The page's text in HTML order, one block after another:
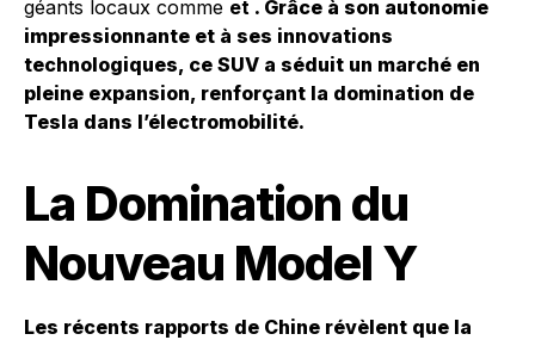
géants locaux comme et . Grâce à son autonomie
impressionnante et à ses innovations
technologiques, ce SUV a séduit un marché en
pleine expansion, renforçant la domination de
Tesla dans l’électromobilité.
La Domination du
Nouveau Model Y
Les récents rapports de Chine révèlent que la